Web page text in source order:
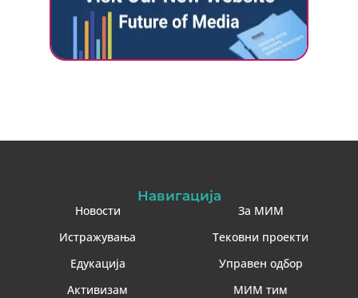
Навигација
Новости
Истражувања
Едукација
Активизам
За МИМ
Тековни проекти
Управен одбор
МИМ тим